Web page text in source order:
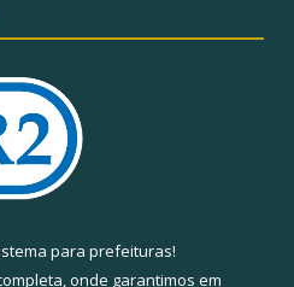
para prefeituras!
onde garantimos em